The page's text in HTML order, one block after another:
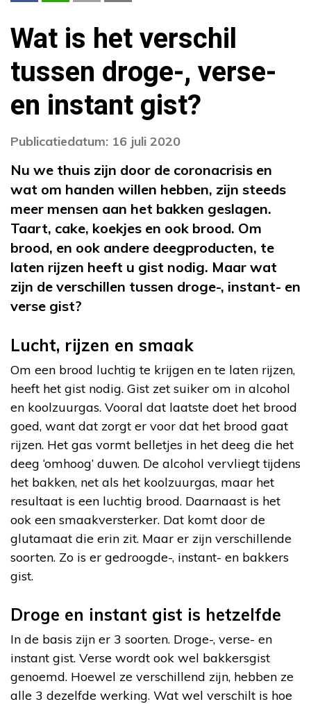
Wat is het verschil
tussen droge-, verse-
en instant gist?
Publicatiedatum: 16 juli 2020
Nu we thuis zijn door de coronacrisis en
wat om handen willen hebben, zijn steeds
meer mensen aan het bakken geslagen.
Taart, cake, koekjes en ook brood. Om
brood, en ook andere deegproducten, te
laten rijzen heeft u gist nodig. Maar wat
zijn de verschillen tussen droge-, instant- en
verse gist?
Lucht, rijzen en smaak
Om een brood luchtig te krijgen en te laten rijzen,
heeft het gist nodig. Gist zet suiker om in alcohol
en koolzuurgas. Vooral dat laatste doet het brood
goed, want dat zorgt er voor dat het brood gaat
rijzen. Het gas vormt belletjes in het deeg die het
deeg ‘omhoog’ duwen. De alcohol vervliegt tijdens
het bakken, net als het koolzuurgas, maar het
resultaat is een luchtig brood. Daarnaast is het
ook een smaakversterker. Dat komt door de
glutamaat die erin zit. Maar er zijn verschillende
soorten. Zo is er gedroogde-, instant- en bakkers
gist.
Droge en instant gist is hetzelfde
In de basis zijn er 3 soorten. Droge-, verse- en
instant gist. Verse wordt ook wel bakkersgist
genoemd. Hoewel ze verschillend zijn, hebben ze
alle 3 dezelfde werking. Wat wel verschilt is hoe